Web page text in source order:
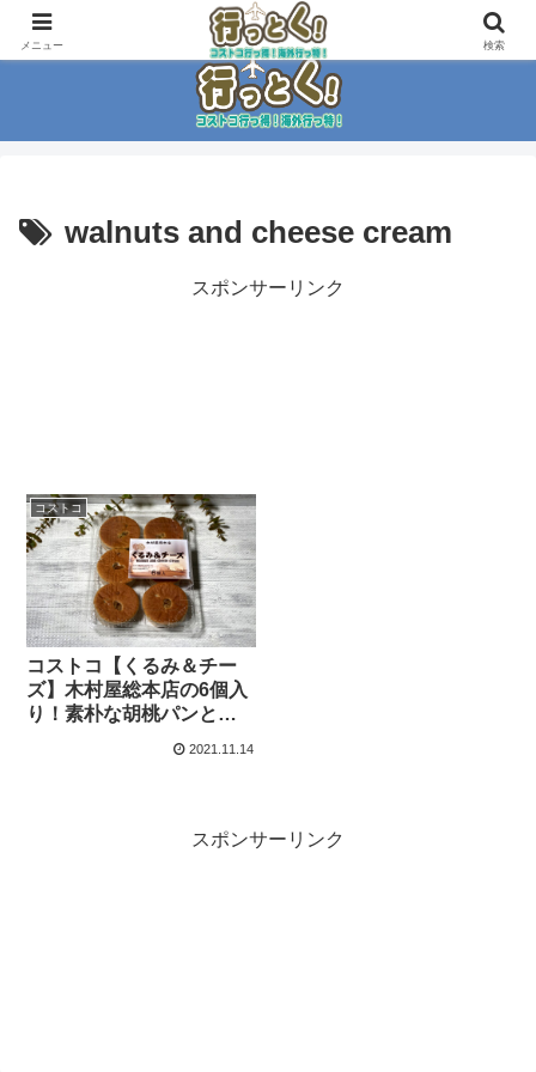
コストコ大好き家族がイチ押商品紹介！！
walnuts and cheese cream
スポンサーリンク
コストコ
コストコ【くるみ＆チー
ズ】木村屋総本店の6個入
り！素朴な胡桃パンと中
2021.11.14
スポンサーリンク
メニュー 検索